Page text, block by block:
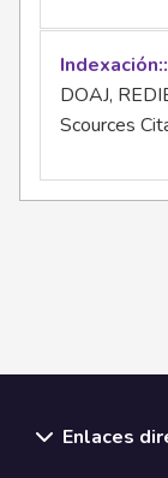
Indexación:
DOAJ,
Scources
Enlaces